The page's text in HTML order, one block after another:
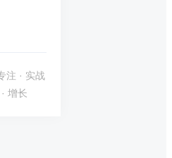
注 · 实战
· 增长